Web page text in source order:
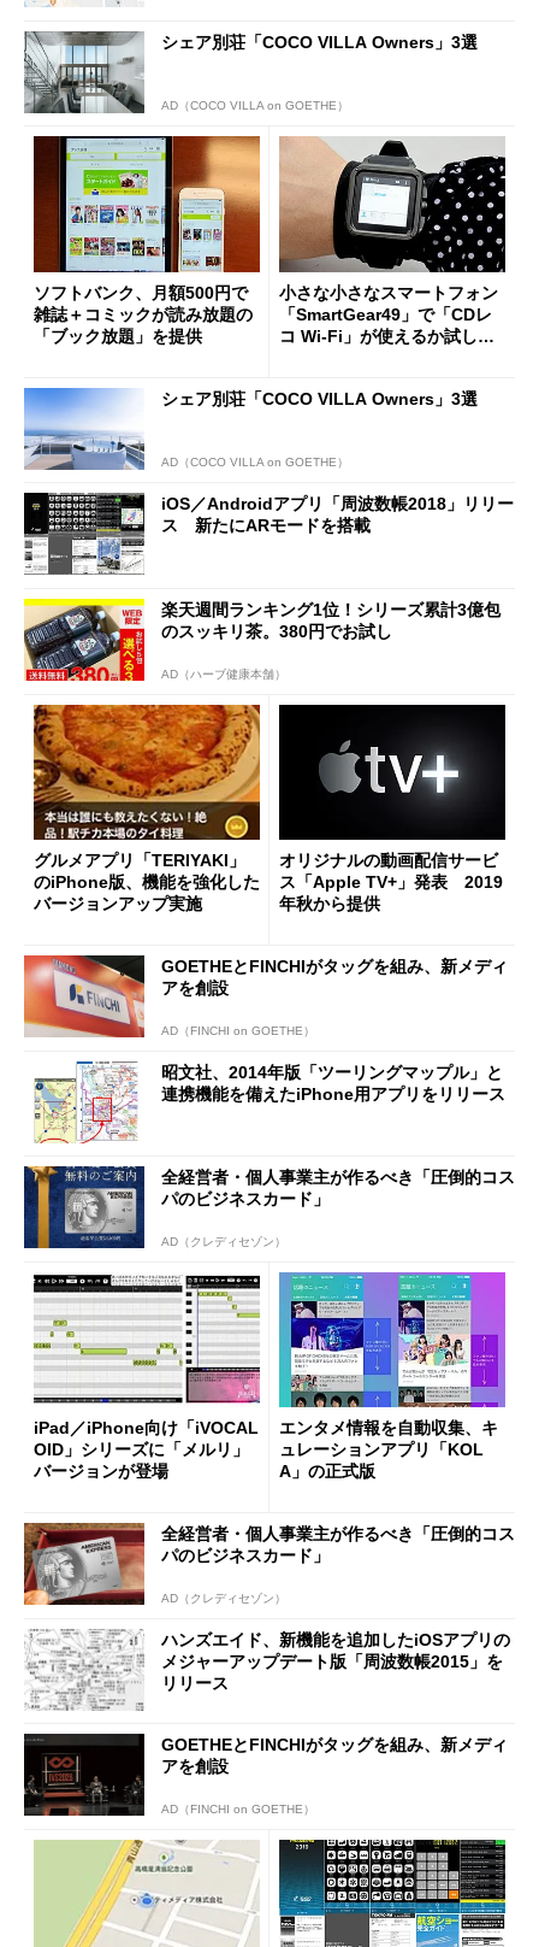
シェア別荘「COCO VILLA Owners」3選
AD（COCO VILLA on GOETHE）
ソフトバンク、月額500円で
雑誌＋コミックが読み放題の
「ブック放題」を提供
小さな小さなスマートフォン
「SmartGear49」で「CDレ
コ Wi-Fi」が使えるか試して
シェア別荘「COCO VILLA Owners」3選
AD（COCO VILLA on GOETHE）
iOS／Androidアプリ「周波数帳2018」リリー
ス 新たにARモードを搭載
楽天週間ランキング1位！シリーズ累計3億包
のスッキリ茶。380円でお試し
AD（ハーブ健康本舗）
グルメアプリ「TERIYAKI」
のiPhone版、機能を強化した
バージョンアップ実施
オリジナルの動画配信サービ
ス「Apple TV+」発表 2019
年秋から提供
GOETHEとFINCHIがタッグを組み、新メディ
アを創設
AD（FINCHI on GOETHE）
昭文社、2014年版「ツーリングマップル」と
連携機能を備えたiPhone用アプリをリリース
全経営者・個人事業主が作るべき「圧倒的コス
パのビジネスカード」
AD（クレディセゾン）
iPad／iPhone向け「iVOCAL
OID」シリーズに「メルリ」
バージョンが登場
エンタメ情報を自動収集、キ
ュレーションアプリ「KOL
A」の正式版
全経営者・個人事業主が作るべき「圧倒的コス
パのビジネスカード」
AD（クレディセゾン）
ハンズエイド、新機能を追加したiOSアプリの
メジャーアップデート版「周波数帳2015」を
リリース
GOETHEとFINCHIがタッグを組み、新メディ
アを創設
AD（FINCHI on GOETHE）